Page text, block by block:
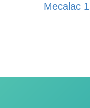
Mecalac